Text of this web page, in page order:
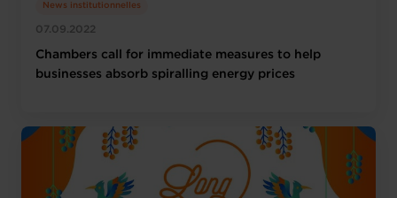
07.09.2022
News institutionnelles
Chambers call for immediate measures to help
businesses absorb spiralling energy prices